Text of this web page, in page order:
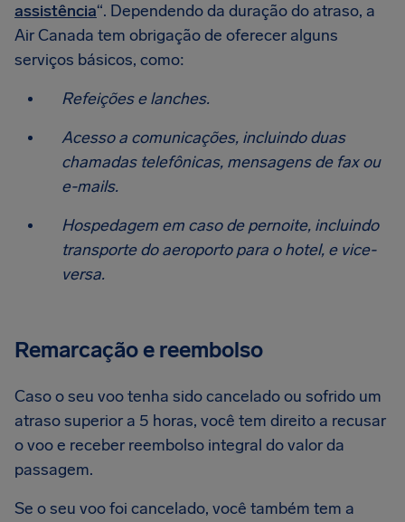
assistência“. Dependendo da duração do atraso, a
Air Canada tem obrigação de oferecer alguns
serviços básicos, como:
Refeições e lanches.
Acesso a comunicações, incluindo duas
chamadas telefônicas, mensagens de fax ou
e-mails.
Hospedagem em caso de pernoite, incluindo
transporte do aeroporto para o hotel, e vice-
versa.
Remarcação e reembolso
Caso o seu voo tenha sido cancelado ou sofrido um
atraso superior a 5 horas, você tem direito a recusar
o voo e receber reembolso integral do valor da
passagem.
Se o seu voo foi cancelado, você também tem a